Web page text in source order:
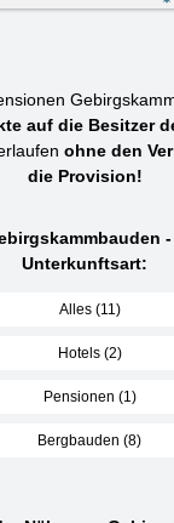
auf die Besitzer
ohne den
die Provision!
Unterkunftsart:
Alles (11)
Hotels (2)
Pensionen (1)
Bergbauden (8)